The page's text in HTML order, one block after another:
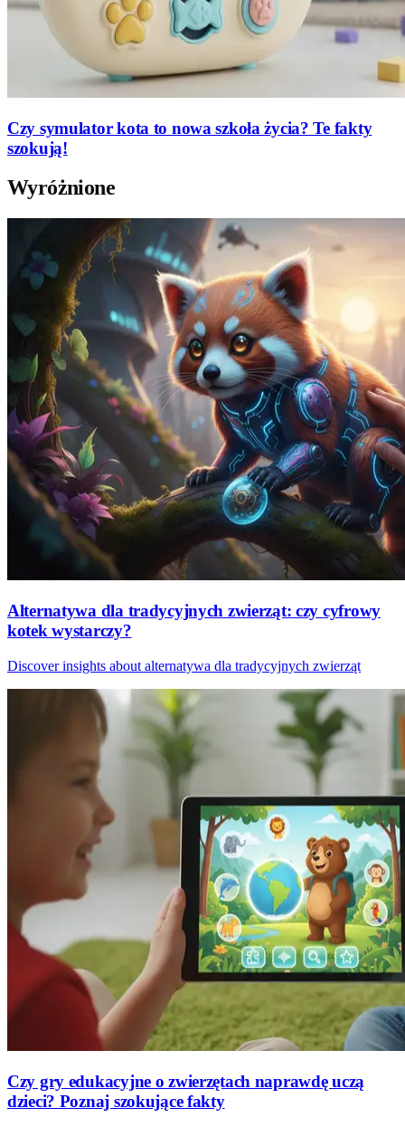
Czy symulator kota to nowa szkoła życia? Te fakty
szokują!
Wyróżnione
Alternatywa dla tradycyjnych zwierząt: czy cyfrowy
kotek wystarczy?
Discover insights about alternatywa dla tradycyjnych zwierząt
Czy gry edukacyjne o zwierzętach naprawdę uczą
dzieci? Poznaj szokujące fakty